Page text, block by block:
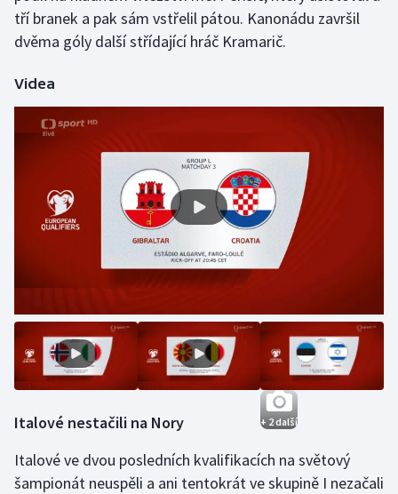
Judo
Krasobruslení
Lezení
Lyže a snowboard
Moderní pětiboj
Parasport
Plavání
Plážový volejbal
Ragby
tří branek a pak sám vstřelil pátou. Kanonádu završil
dvěma góly další střídající hráč Kramarič.
Videa
+ 2 další
Italové nestačili na Nory
Italové ve dvou posledních kvalifikacích na světový
šampionát neuspěli a ani tentokrát ve skupině I nezačali